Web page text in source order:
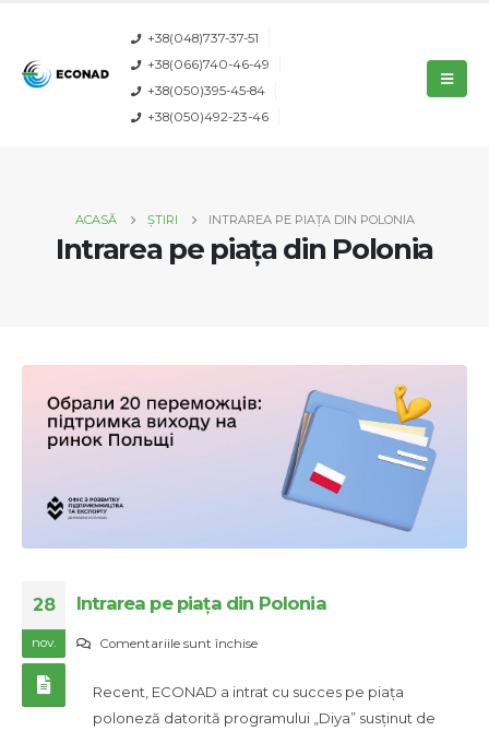
+38(048)737-37-51
+38(066)740-46-49
+38(050)395-45-84
+38(050)492-23-46
ACASĂ ȘTIRI INTRAREA PE PIAȚA DIN POLONIA
Intrarea pe piața din Polonia
28
nov.
Intrarea pe piața din Polonia
Comentariile sunt închisepentru
pe
piața
Recent, ECONAD a intrat cu succes pe piața
poloneză datorită programului „Diya” susținut de